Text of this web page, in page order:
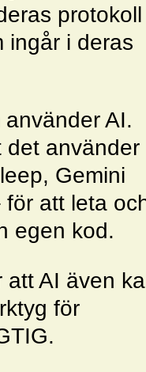
protokoll
ingår i deras
AI.
använder
Gemini
för att leta
egen kod.
att AI även
för